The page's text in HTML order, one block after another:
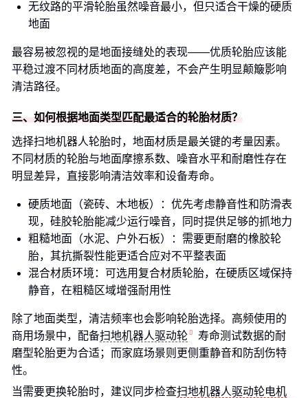
无纹路的平滑轮胎虽然噪音最小，但只适合干燥的硬质
地面
最容易被忽视的是地面接缝处的表现——优质轮胎应该能
平稳过渡不同材质地面的高度差，不会产生明显颠簸影响
清洁路径。
三、如何根据地面类型匹配最适合的轮胎材质？
选择扫地机器人轮胎时，地面材质是最关键的考量因素。
不同材质的轮胎与地面摩擦系数、噪音水平和耐磨性存在
明显差异，直接影响清洁效率和设备寿命。
硬质地面（瓷砖、木地板）：优先考虑静音性和防滑表
现，硅胶轮胎能减少运行噪音，同时提供足够的抓地力
粗糙地面（水泥、户外石板）：需要更耐磨的橡胶轮
胎，其抗撕裂性能更适合应对不平整表面
混合材质环境：可选用复合材质轮胎，在硬质区域保持
静音，在粗糙区域增强耐用性
除了地面类型，清洁频率也会影响轮胎选择。高频使用的
商用场景中，配备扫地机器人驱动轮
寿命测试数据的耐
磨型轮胎更为合适；而家庭场景则更侧重静音和防刮伤特
性。
当需要更换轮胎时，建议同步检查扫地机器人驱动轮电机